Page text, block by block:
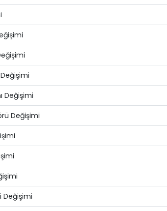
Değişimi
Değişimi
Değişimi